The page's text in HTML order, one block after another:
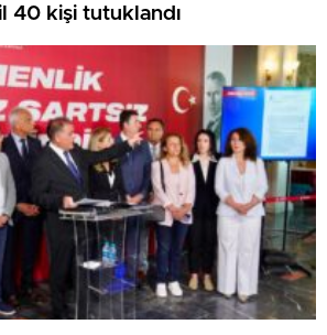
40 kişi tutuklandı